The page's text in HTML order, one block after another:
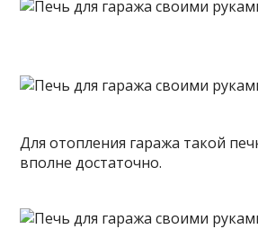
Для отопления гаража такой
вполне достаточно.